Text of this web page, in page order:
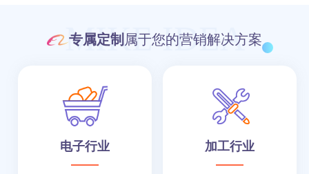
MIKE IDEA
专属定制 属于您的营销解决方案
电子行业 加工行业